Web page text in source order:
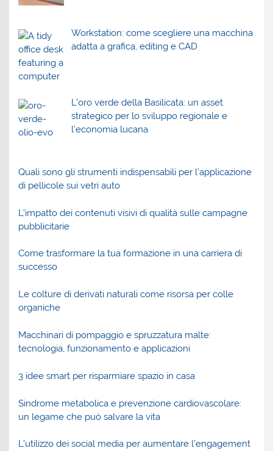
Workstation: come scegliere una macchina
adatta a grafica, editing e CAD
L’oro verde della Basilicata: un asset
strategico per lo sviluppo regionale e
l’economia lucana
Quali sono gli strumenti indispensabili per l’applicazione
di pellicole sui vetri auto
L’impatto dei contenuti visivi di qualità sulle campagne
pubblicitarie
Come trasformare la tua formazione in una carriera di
successo
Le colture di derivati naturali come risorsa per colle
organiche
Macchinari di pompaggio e spruzzatura malte:
tecnologia, funzionamento e applicazioni
3 idee smart per risparmiare spazio in casa
Sindrome metabolica e prevenzione cardiovascolare:
un legame che può salvare la vita
L’utilizzo dei social media per aumentare l’engagement